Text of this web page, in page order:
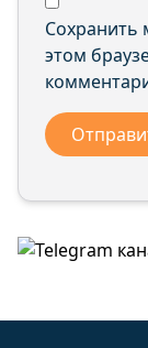
Сохранить
этом